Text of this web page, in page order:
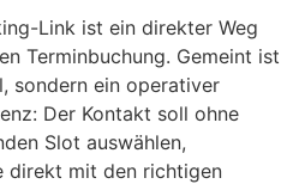
Link ist ein direkter Weg
Terminbuchung. Gemeint ist
sondern ein operativer
Der Kontakt soll ohne
Slot auswählen,
direkt mit den richtigen